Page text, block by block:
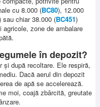
cu 8.000 (BC80), 12.000
sau chiar 38.000 (BC451)
agricole, zone de ambalare
în depozit?
și după recoltare. Ele respiră,
Dacă aerul din depozit
de apă se accelerează.
moi, coajă zbârcită, greutate